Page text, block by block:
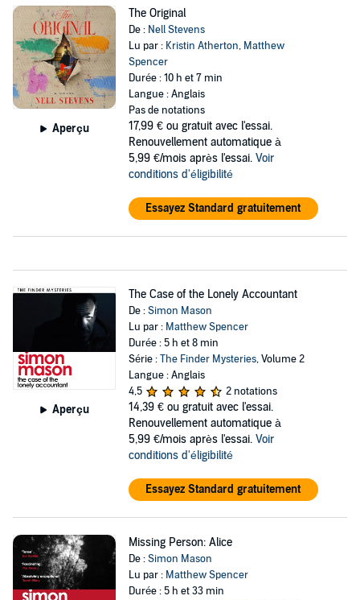
Aperçu
The Original
De : Nell Stevens
Lu par : Kristin Atherton, Matthew
Spencer
Durée : 10 h et 7 min
Langue : Anglais
Pas de notations
17,99 € ou gratuit avec l'essai.
Renouvellement automatique à
5,99 €/mois après l'essai. Voir
conditions d'éligibilité
Essayez Standard gratuitement
Aperçu
The Case of the Lonely Accountant
De :Simon Mason
Lu par : Matthew Spencer
Durée : 5 h et 8 min
Série :The Finder Mysteries, Volume 2
Langue : Anglais
4,5
2 notations
14,39 € ou gratuit avec l'essai.
Renouvellement automatique à
5,99 €/mois après l'essai. Voir
conditions d'éligibilité
Essayez Standard gratuitement
Missing Person: Alice
De :Simon Mason
Lu par : Matthew Spencer
Durée : 5 h et 33 min